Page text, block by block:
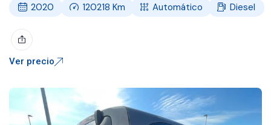
2020 120218 Km Automático Diesel
Ver precio